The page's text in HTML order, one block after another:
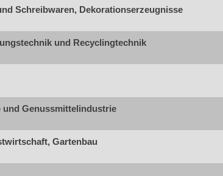
Schreibwaren, Dekorationserzeugnisse
und Recyclingtechnik
Genussmittelindustrie
Gartenbau